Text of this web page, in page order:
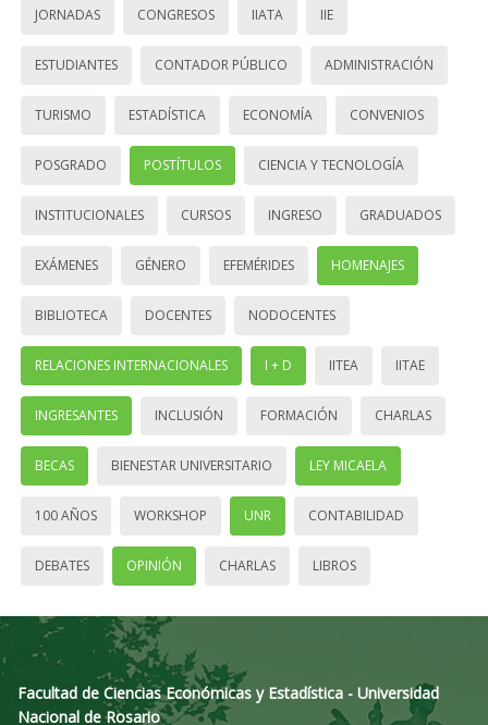
JORNADAS CONGRESOS IIATA IIE
ESTUDIANTES CONTADOR PÚBLICO ADMINISTRACIÓN
TURISMO ESTADÍSTICA ECONOMÍA CONVENIOS
POSGRADO POSTÍTULOS CIENCIA Y TECNOLOGÍA
INSTITUCIONALES CURSOS INGRESO GRADUADOS
EXÁMENES GÉNERO EFEMÉRIDES HOMENAJES
BIBLIOTECA DOCENTES NODOCENTES
RELACIONES INTERNACIONALES I + D IITEA IITAE
INGRESANTES INCLUSIÓN FORMACIÓN CHARLAS
BECAS BIENESTAR UNIVERSITARIO LEY MICAELA
100 AÑOS WORKSHOP UNR CONTABILIDAD
DEBATES OPINIÓN CHARLAS LIBROS
Facultad de Ciencias Económicas y Estadística - Universidad
Nacional de Rosario